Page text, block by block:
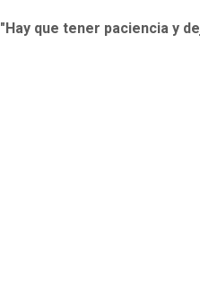
"Hay que tener paciencia y